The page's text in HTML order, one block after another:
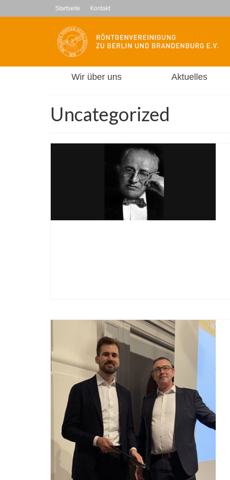
Startseite Kontakt
Wir über uns Aktuelles
Uncategorized